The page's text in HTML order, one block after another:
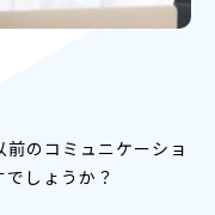
のコミュニケーショ
しょうか？